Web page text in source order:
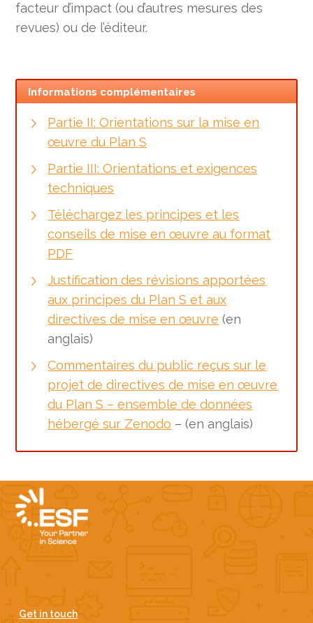
facteur d’impact (ou d’autres mesures des
revues) ou de l’éditeur.
Informations complémentaires
Partie II: Orientations sur la mise en
œuvre du Plan S
Partie III: Orientations et exigences
techniques
Téléchargez les principes et les
conseils de mise en œuvre au format
PDF
Justification des révisions apportées
aux principes du Plan S et aux
directives de mise en œuvre (en
anglais)
Commentaires du public reçus sur le
projet de directives de mise en œuvre
du Plan S – ensemble de données
hébergé sur Zenodo – (en anglais)
Get in touch